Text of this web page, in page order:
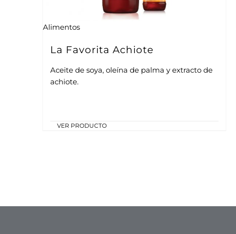
Alimentos
La Favorita Achiote
Aceite de soya, oleína de palma y extracto de
achiote.
VER PRODUCTO